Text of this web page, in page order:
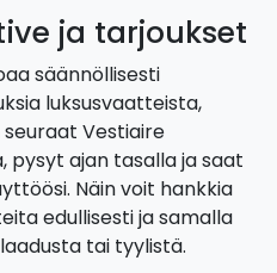
ja tarjoukset
säännöllisesti
luksusvaatteista,
seuraat Vestiaire
pysyt ajan tasalla ja saat
Näin voit hankkia
edullisesti ja samalla
tai tyylistä.